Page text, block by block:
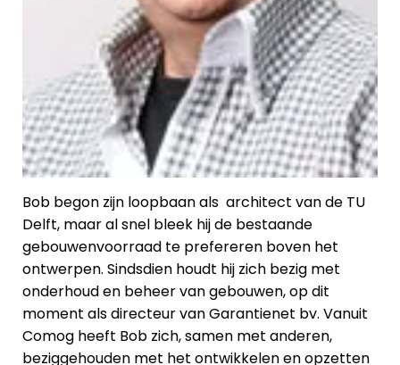
Bob begon zijn loopbaan als architect van de TU
Delft, maar al snel bleek hij de bestaande
gebouwenvoorraad te prefereren boven het
ontwerpen. Sindsdien houdt hij zich bezig met
onderhoud en beheer van gebouwen, op dit
moment als directeur van Garantienet bv. Vanuit
Comog heeft Bob zich, samen met anderen,
beziggehouden met het ontwikkelen en opzetten